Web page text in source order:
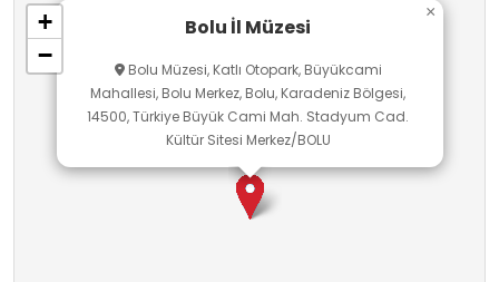
Bolu İl Müzesi
Bolu Müzesi, Katlı Otopark, Büyükcami
Mahallesi, Bolu Merkez, Bolu, Karadeniz Bölgesi,
14500, Türkiye Büyük Cami Mah. Stadyum Cad.
Kültür Sitesi Merkez/BOLU
×
+
−